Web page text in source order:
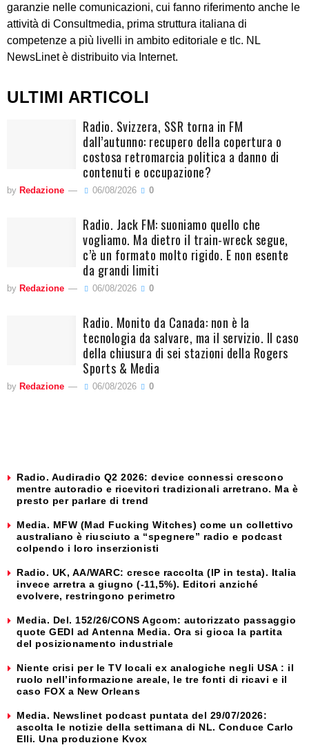
garanzie nelle comunicazioni, cui fanno riferimento anche le
attività di Consultmedia, prima struttura italiana di
competenze a più livelli in ambito editoriale e tlc. NL
NewsLinet è distribuito via Internet.
ULTIMI ARTICOLI
Radio. Svizzera, SSR torna in FM
dall’autunno: recupero della copertura o
costosa retromarcia politica a danno di
contenuti e occupazione?
by Redazione 06/08/2026 0
Radio. Jack FM: suoniamo quello che
vogliamo. Ma dietro il train-wreck segue,
c’è un formato molto rigido. E non esente
da grandi limiti
by Redazione 06/08/2026 0
Radio. Monito da Canada: non è la
tecnologia da salvare, ma il servizio. Il caso
della chiusura di sei stazioni della Rogers
Sports & Media
by Redazione 06/08/2026 0
Radio. Audiradio Q2 2026: device connessi crescono
mentre autoradio e ricevitori tradizionali arretrano. Ma è
presto per parlare di trend
Media. MFW (Mad Fucking Witches) come un collettivo
australiano è riusciuto a “spegnere” radio e podcast
colpendo i loro inserzionisti
Radio. UK, AA/WARC: cresce raccolta (IP in testa). Italia
invece arretra a giugno (-11,5%). Editori anziché
evolvere, restringono perimetro
Media. Del. 152/26/CONS Agcom: autorizzato passaggio
quote GEDI ad Antenna Media. Ora si gioca la partita
del posizionamento industriale
Niente crisi per le TV locali ex analogiche negli USA : il
ruolo nell’informazione areale, le tre fonti di ricavi e il
caso FOX a New Orleans
Media. Newslinet podcast puntata del 29/07/2026:
ascolta le notizie della settimana di NL. Conduce Carlo
Elli. Una produzione Kvox